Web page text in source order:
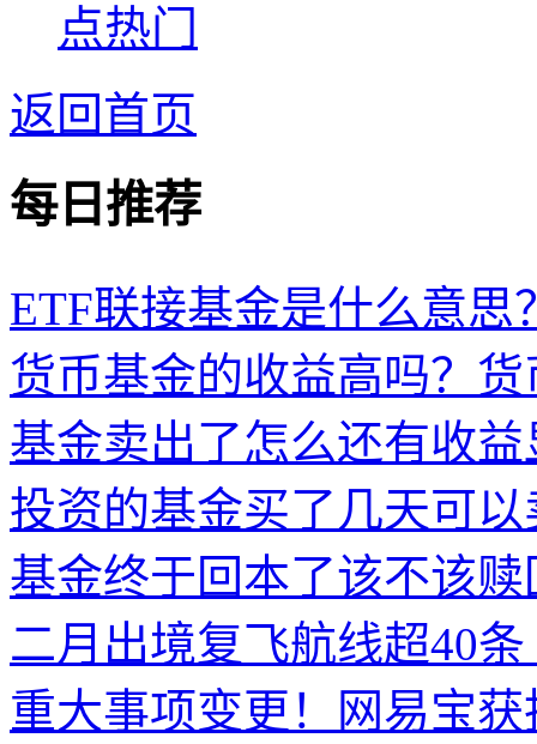
点热门
返回首页
每日推荐
ETF联接基金是什么意思
货币基金的收益高吗？
基金卖出了怎么还有收
投资的基金买了几天可
基金终于回本了该不该
二月出境复飞航线超40
重大事项变更！网易宝